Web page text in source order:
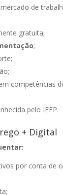
de
gratuita;
;
competências
pelo IEFP.
+ Digital
por conta de